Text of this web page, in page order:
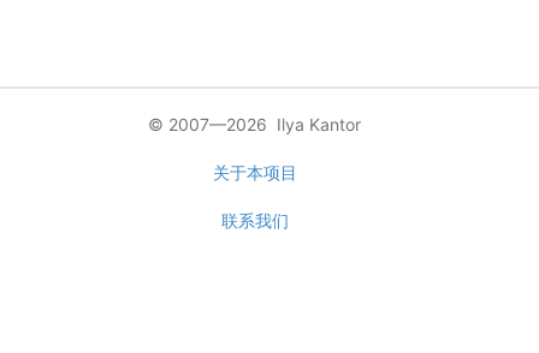
© 2007—2026 Ilya Kantor
关于本项目
联系我们